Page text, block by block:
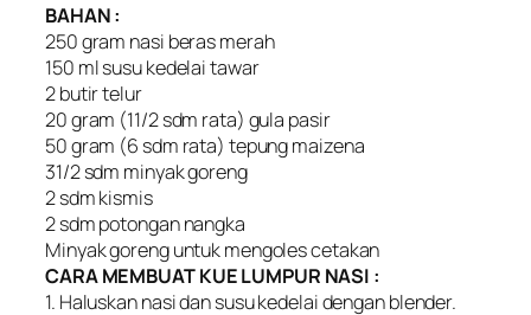
BAHAN :
250 gram nasi beras merah
150 ml susu kedelai tawar
2 butir telur
20 gram (11/2 sdm rata) gula pasir
50 gram (6 sdm rata) tepung maizena
31/2 sdm minyak goreng
2 sdm kismis
2 sdm potongan nangka
Minyak goreng untuk mengoles cetakan
CARA MEMBUAT KUE LUMPUR NASI :
1. Haluskan nasi dan susu kedelai dengan blender.